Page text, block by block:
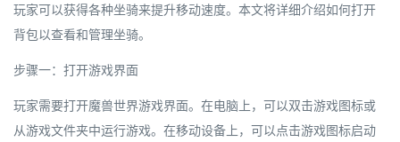
玩家可以获得各种坐骑来提升移动速度。本文将详细介绍如何打开
背包以查看和管理坐骑。
步骤一：打开游戏界面
玩家需要打开魔兽世界游戏界面。在电脑上，可以双击游戏图标或
从游戏文件夹中运行游戏。在移动设备上，可以点击游戏图标启动